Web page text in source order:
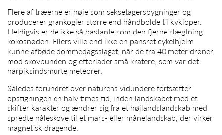
Flere af træerne er høje som seksetagersbygninger og
producerer grankogler større end håndbolde til kykloper.
Heldigvis er de ikke så bastante som den fjerne slægtning
kokosnøden. Ellers ville end ikke en pansret cykelhjelm
kunne afbøde dommedagsslaget, når de fra 40 meter drøner
mod skovbunden og efterlader små kratere, som var det
harpiksindsmurte meteorer.
Således forundret over naturens vidundere fortsætter
opstigningen en halv times tid, inden landskabet med ét
skifter karakter og ændrer sig fra et højlandslandskab med
spredte nåleskove til et mars- eller månelandskab, der virker
magnetisk dragende.